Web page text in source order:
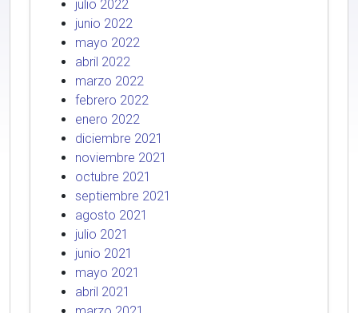
julio 2022
junio 2022
mayo 2022
abril 2022
marzo 2022
febrero 2022
enero 2022
diciembre 2021
noviembre 2021
octubre 2021
septiembre 2021
agosto 2021
julio 2021
junio 2021
mayo 2021
abril 2021